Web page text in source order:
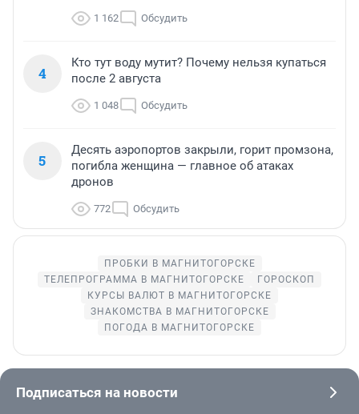
1 162 Обсудить
4
Кто тут воду мутит? Почему нельзя купаться
после 2 августа
1 048 Обсудить
5
Десять аэропортов закрыли, горит промзона,
погибла женщина — главное об атаках
дронов
772 Обсудить
ПРОБКИ В МАГНИТОГОРСКЕ
ТЕЛЕПРОГРАММА В МАГНИТОГОРСКЕ
ГОРОСКОП
КУРСЫ ВАЛЮТ В МАГНИТОГОРСКЕ
ЗНАКОМСТВА В МАГНИТОГОРСКЕ
ПОГОДА В МАГНИТОГОРСКЕ
Подписаться на новости